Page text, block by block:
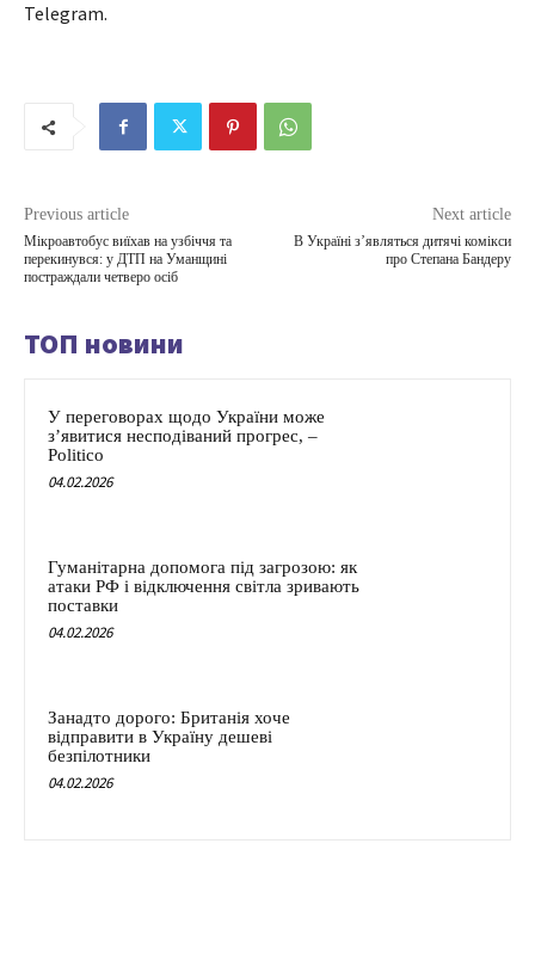
Telegram.
Previous article
Мікроавтобус виїхав на узбіччя та
перекинувся: у ДТП на Уманщині
постраждали четверо осіб
Next article
В Україні зʼявляться дитячі комікси
про Степана Бандеру
ТОП новини
У переговорах щодо України може
з’явитися несподіваний прогрес, –
Politico
04.02.2026
Гуманітарна допомога під загрозою: як
атаки РФ і відключення світла зривають
поставки
04.02.2026
Занадто дорого: Британія хоче
відправити в Україну дешеві
безпілотники
04.02.2026